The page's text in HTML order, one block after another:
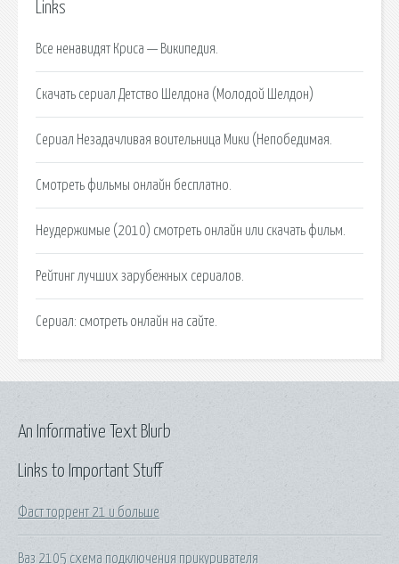
Links
Все ненавидят Криса — Википедия.
Скачать сериал Детство Шелдона (Молодой Шелдон)
Сериал Незадачливая воительница Мики (Непобедимая.
Смотреть фильмы онлайн бесплатно.
Неудержимые (2010) смотреть онлайн или скачать фильм.
Рейтинг лучших зарубежных сериалов.
Сериал: смотреть онлайн на сайте.
Links to Important Stuff
Фаст торрент 21 и больше
Ваз 2105 схема подключения прикуривателя
An Informative Text Blurb